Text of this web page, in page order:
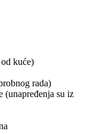
kuće)
rada)
(unapređenja su iz